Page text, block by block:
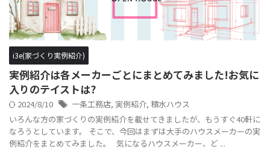
i3e(家づくり実例紹介)
実例紹介は各メーカーごとにまとめてみました!お気に
入りのテイストは?
2024/8/10 一条工務店, 実例紹介, 積水ハウス
いろんな方の家づくりの実例紹介を載せてきましたが、もうすぐ40軒に
なろうとしています。 そこで、今回はまずは大手のハウスメーカーの実
例紹介をまとめてみました。 気になるハウスメーカー、ど ...